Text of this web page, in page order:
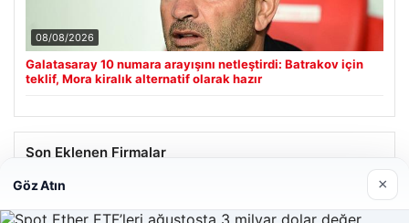
08/08/2026
Galatasaray 10 numara arayışını netleştirdi: Batrakov için
teklif, Mora kiralık alternatif olarak hazır
Son Eklenen Firmalar
Göz Atın ×